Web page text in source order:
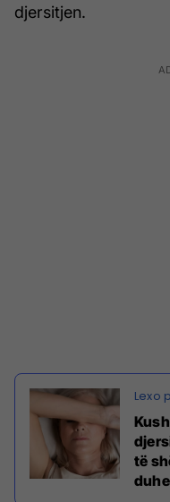
djersitjen.
të